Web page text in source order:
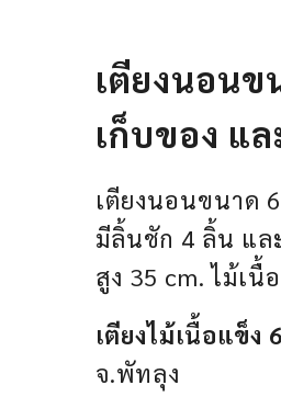
เตียงนอนข
เก็บของ แ
เตียงนอนขนาด
มีลิ้นชัก 4 ลิ้น แล
สูง 35 cm. ไม้เนื้
เตียงไม้เนื้อแข็
จ.พัทลุง